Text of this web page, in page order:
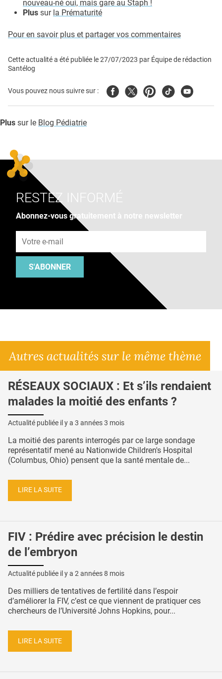
nouveau-né oui, mais gare au Staph !
Plus sur la Prématurité
Pour en savoir plus et partager vos commentaires
Cette actualité a été publiée le27/07/2023 par Équipe de rédaction
Santélog
Vous pouvez nous suivre sur : FacebookTwitterPinterest
TiktokYoutube
Plus sur le Blog Pédiatrie
RESTEZ INFORMÉ
Abonnez-vous gratuitement à notre newsletter
S'ABONNER
Autres actualités sur le même thème
RÉSEAUX SOCIAUX : Et s’ils rendaient
malades la moitié des enfants ?
Actualité publiée il y a 3 années 3 mois
La moitié des parents interrogés par ce large sondage
représentatif mené au Nationwide Children's Hospital
(Columbus, Ohio) pensent que la santé mentale de...
LIRE LA SUITE
FIV : Prédire avec précision le destin
de l’embryon
Actualité publiée il y a 2 années 8 mois
Des milliers de tentatives de fertilité dans l’espoir
d’améliorer la FIV, c’est ce que viennent de pratiquer ces
chercheurs de l’Université Johns Hopkins, pour...
LIRE LA SUITE